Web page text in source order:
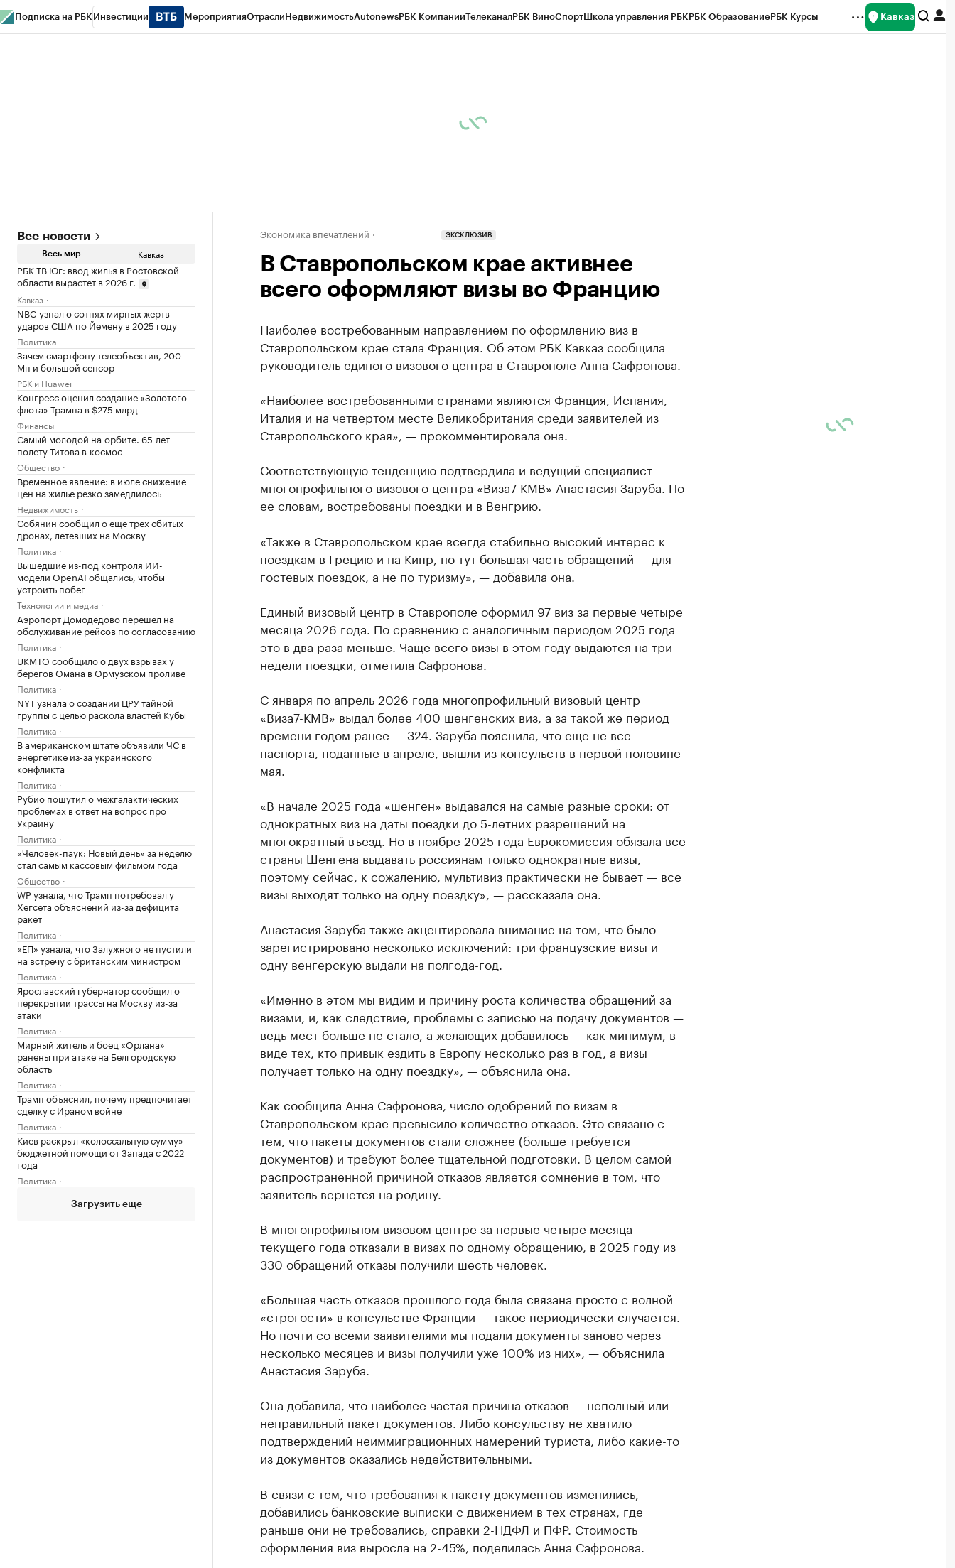
Подписка на РБК Инвестиции МероприятияОтраслиНедвижимостьAutonewsРБК КомпанииТелеканалРБК ВиноСпортШкола управления РБКРБК ОбразованиеРБК Курсы Кавказ
Все новости
Весь мир Кавказ
РБК ТВ Юг: ввод жилья в Ростовской
области вырастет в 2026 г.
Кавказ
NBC узнал о сотнях мирных жертв
ударов США по Йемену в 2025 году
Политика
Зачем смартфону телеобъектив, 200
Мп и большой сенсор
РБК и Huawei
Конгресс оценил создание «Золотого
флота» Трампа в $275 млрд
Финансы
Самый молодой на орбите. 65 лет
полету Титова в космос
Общество
Временное явление: в июле снижение
цен на жилье резко замедлилось
Недвижимость
Собянин сообщил о еще трех сбитых
дронах, летевших на Москву
Политика
Вышедшие из-под контроля ИИ-
модели OpenAI общались, чтобы
устроить побег
Технологии и медиа
Аэропорт Домодедово перешел на
обслуживание рейсов по согласованию
Политика
UKMTO сообщило о двух взрывах у
берегов Омана в Ормузском проливе
Политика
NYT узнала о создании ЦРУ тайной
группы с целью раскола властей Кубы
Политика
В американском штате объявили ЧС в
энергетике из-за украинского
конфликта
Политика
Рубио пошутил о межгалактических
проблемах в ответ на вопрос про
Украину
Политика
«Человек-паук: Новый день» за неделю
стал самым кассовым фильмом года
Общество
WP узнала, что Трамп потребовал у
Хегсета объяснений из-за дефицита
ракет
Политика
«ЕП» узнала, что Залужного не пустили
на встречу с британским министром
Политика
Ярославский губернатор сообщил о
перекрытии трассы на Москву из-за
атаки
Политика
Мирный житель и боец «Орлана»
ранены при атаке на Белгородскую
область
Политика
Трамп объяснил, почему предпочитает
сделку с Ираном войне
Политика
Киев раскрыл «колоссальную сумму»
бюджетной помощи от Запада с 2022
года
Политика
Загрузить еще
Экономика впечатлений ЭКСКЛЮЗИВ
В Ставропольском крае активнее
всего оформляют визы во Францию
Наиболее востребованным направлением по оформлению виз в
Ставропольском крае стала Франция. Об этом РБК Кавказ сообщила
руководитель единого визового центра в Ставрополе Анна Сафронова.
«Наиболее востребованными странами являются Франция, Испания,
Италия и на четвертом месте Великобритания среди заявителей из
Ставропольского края», — прокомментировала она.
Соответствующую тенденцию подтвердила и ведущий специалист
многопрофильного визового центра «Виза7-КМВ» Анастасия Заруба. По
ее словам, востребованы поездки и в Венгрию.
«Также в Ставропольском крае всегда стабильно высокий интерес к
поездкам в Грецию и на Кипр, но тут большая часть обращений — для
гостевых поездок, а не по туризму», — добавила она.
Единый визовый центр в Ставрополе оформил 97 виз за первые четыре
месяца 2026 года. По сравнению с аналогичным периодом 2025 года
это в два раза меньше. Чаще всего визы в этом году выдаются на три
недели поездки, отметила Сафронова.
С января по апрель 2026 года многопрофильный визовый центр
«Виза7-КМВ» выдал более 400 шенгенских виз, а за такой же период
времени годом ранее — 324. Заруба пояснила, что еще не все
паспорта, поданные в апреле, вышли из консульств в первой половине
мая.
«В начале 2025 года «шенген» выдавался на самые разные сроки: от
однократных виз на даты поездки до 5-летних разрешений на
многократный въезд. Но в ноябре 2025 года Еврокомиссия обязала все
страны Шенгена выдавать россиянам только однократные визы,
поэтому сейчас, к сожалению, мультивиз практически не бывает — все
визы выходят только на одну поездку», — рассказала она.
Анастасия Заруба также акцентировала внимание на том, что было
зарегистрировано несколько исключений: три французские визы и
одну венгерскую выдали на полгода-год.
«Именно в этом мы видим и причину роста количества обращений за
визами, и, как следствие, проблемы с записью на подачу документов —
ведь мест больше не стало, а желающих добавилось — как минимум, в
виде тех, кто привык ездить в Европу несколько раз в год, а визы
получает только на одну поездку», — объяснила она.
Как сообщила Анна Сафронова, число одобрений по визам в
Ставропольском крае превысило количество отказов. Это связано с
тем, что пакеты документов стали сложнее (больше требуется
документов) и требуют более тщательной подготовки. В целом самой
распространенной причиной отказов является сомнение в том, что
заявитель вернется на родину.
В многопрофильном визовом центре за первые четыре месяца
текущего года отказали в визах по одному обращению, в 2025 году из
330 обращений отказы получили шесть человек.
«Большая часть отказов прошлого года была связана просто с волной
«строгости» в консульстве Франции — такое периодически случается.
Но почти со всеми заявителями мы подали документы заново через
несколько месяцев и визы получили уже 100% из них», — объяснила
Анастасия Заруба.
Она добавила, что наиболее частая причина отказов — неполный или
неправильный пакет документов. Либо консульству не хватило
подтверждений неиммиграционных намерений туриста, либо какие-то
из документов оказались недействительными.
В связи с тем, что требования к пакету документов изменились,
добавились банковские выписки с движением в тех странах, где
раньше они не требовались, справки 2-НДФЛ и ПФР. Стоимость
оформления виз выросла на 2-45%, поделилась Анна Сафронова.